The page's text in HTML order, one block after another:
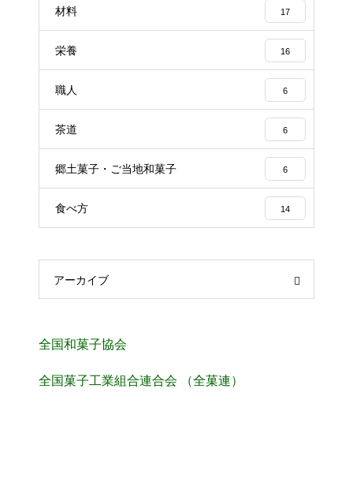
材料 17
栄養 16
職人 6
茶道 6
郷土菓子・ご当地和菓子 6
食べ方 14
アーカイブ
全国和菓子協会
全国菓子工業組合連合会 （全菓連）